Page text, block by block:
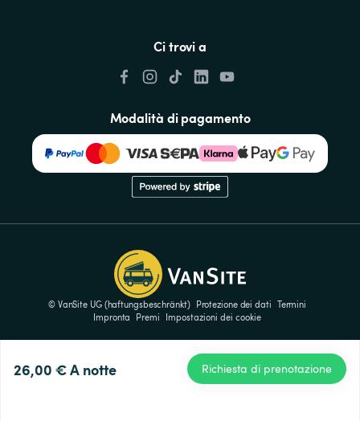
26,00 €A notte Richiesta di prenotazione
Ci trovi a
Modalità di pagamento
© VanSite UG (haftungsbeschränkt) Protezione dei dati Termini
Impronta
Premi Impostazioni dei cookie